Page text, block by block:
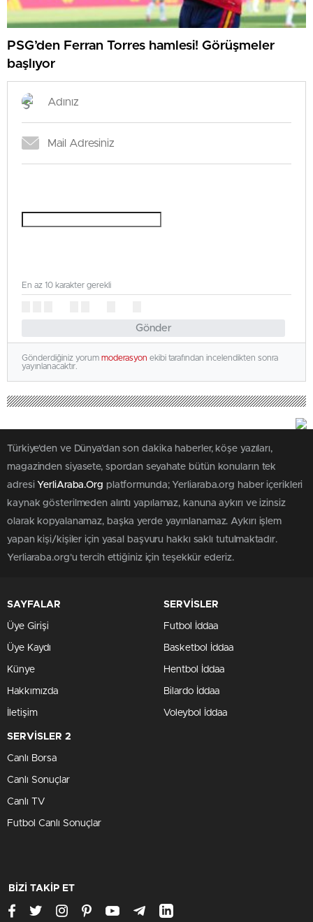
PSG’den Ferran Torres hamlesi! Görüşmeler
başlıyor
Gönder
En az 10 karakter gerekli
Gönderdiğiniz yorum moderasyon ekibi tarafından incelendikten sonra
yayınlanacaktır.
Türkiye'den ve Dünya’dan son dakika haberler, köşe yazıları,
magazinden siyasete, spordan seyahate bütün konuların tek
adresi YerliAraba.Org platformunda; Yerliaraba.org haber içerikleri
kaynak gösterilmeden alıntı yapılamaz, kanuna aykırı ve izinsiz
olarak kopyalanamaz, başka yerde yayınlanamaz. Aykırı işlem
yapan kişi/kişiler için yasal başvuru hakkı saklı tutulmaktadır.
Yerliaraba.org'u tercih ettiğiniz için teşekkür ederiz.
SAYFALAR
Üye Girişi
Üye Kaydı
Künye
Hakkımızda
İletişim
SERVİSLER
Futbol İddaa
Basketbol İddaa
Hentbol İddaa
Bilardo İddaa
Voleybol İddaa
SERVİSLER 2
Canlı Borsa
Canlı Sonuçlar
Canlı TV
Futbol Canlı Sonuçlar
BİZİ TAKİP ET